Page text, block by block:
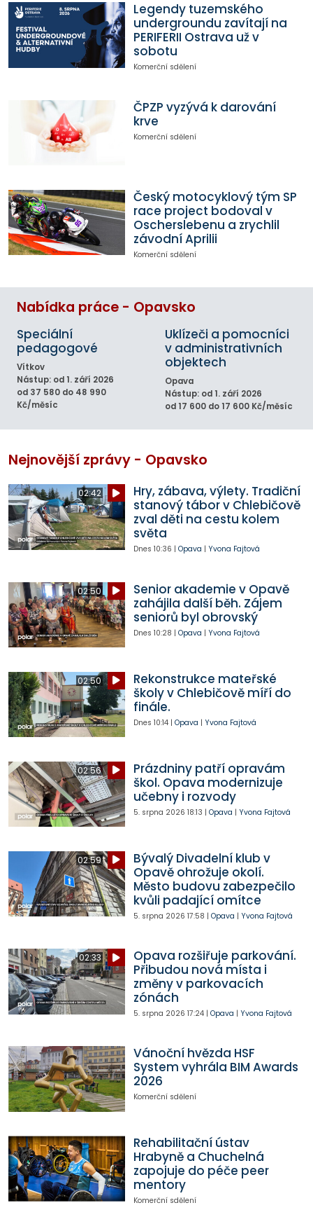
Legendy tuzemského
undergroundu zavítají na
PERIFERII Ostrava už v
sobotu
Komerční sdělení
ČPZP vyzývá k darování
krve
Komerční sdělení
Český motocyklový tým SP
race project bodoval v
Oscherslebenu a zrychlil
závodní Aprilii
Komerční sdělení
Nabídka práce - Opavsko
Speciální
pedagogové
Vítkov
Nástup: od 1. září 2026
od 37 580 do 48 990
Kč/měsíc
Uklízeči a pomocníci
v administrativních
objektech
Opava
Nástup: od 1. září 2026
od 17 600 do 17 600 Kč/měsíc
Nejnovější zprávy - Opavsko
02:42
Hry, zábava, výlety. Tradiční
stanový tábor v Chlebičově
zval děti na cestu kolem
světa
Dnes 10:36 | Opava | Yvona Fajtová
02:50
Senior akademie v Opavě
zahájila další běh. Zájem
seniorů byl obrovský
Dnes 10:28 | Opava | Yvona Fajtová
02:50
Rekonstrukce mateřské
školy v Chlebičově míří do
finále.
Dnes 10:14| Opava | Yvona Fajtová
02:56
Prázdniny patří opravám
škol. Opava modernizuje
učebny i rozvody
5. srpna 2026 18:13 | Opava | Yvona Fajtová
02:59
Bývalý Divadelní klub v
Opavě ohrožuje okolí.
Město budovu zabezpečilo
kvůli padající omítce
5. srpna 2026 17:58 | Opava | Yvona Fajtová
02:33
Opava rozšiřuje parkování.
Přibudou nová místa i
změny v parkovacích
zónách
5. srpna 2026 17:24| Opava | Yvona Fajtová
Vánoční hvězda HSF
System vyhrála BIM Awards
2026
Komerční sdělení
Rehabilitační ústav
Hrabyně a Chuchelná
zapojuje do péče peer
mentory
Komerční sdělení